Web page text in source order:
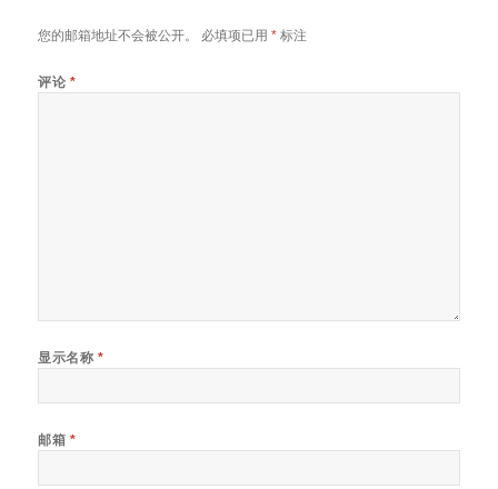
您的邮箱地址不会被公开。 必填项已用* 标注
评论 *
显示名称 *
邮箱 *